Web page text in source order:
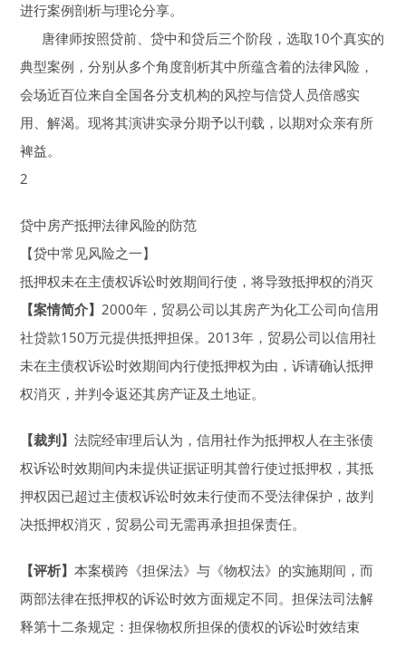
进行案例剖析与理论分享。
唐律师按照贷前、贷中和贷后三个阶段，选取10个真实的
典型案例，分别从多个角度剖析其中所蕴含着的法律风险，
会场近百位来自全国各分支机构的风控与信贷人员倍感实
用、解渴。现将其演讲实录分期予以刊载，以期对众亲有所
裨益。
2
贷中房产抵押法律风险的防范
【贷中常见风险之一】
抵押权未在主债权诉讼时效期间行使，将导致抵押权的消灭
【案情简介】2000年，贸易公司以其房产为化工公司向信用
社贷款150万元提供抵押担保。2013年，贸易公司以信用社
未在主债权诉讼时效期间内行使抵押权为由，诉请确认抵押
权消灭，并判令返还其房产证及土地证。
【裁判】法院经审理后认为，信用社作为抵押权人在主张债
权诉讼时效期间内未提供证据证明其曾行使过抵押权，其抵
押权因已超过主债权诉讼时效未行使而不受法律保护，故判
决抵押权消灭，贸易公司无需再承担担保责任。
【评析】本案横跨《担保法》与《物权法》的实施期间，而
两部法律在抵押权的诉讼时效方面规定不同。担保法司法解
释第十二条规定：担保物权所担保的债权的诉讼时效结束